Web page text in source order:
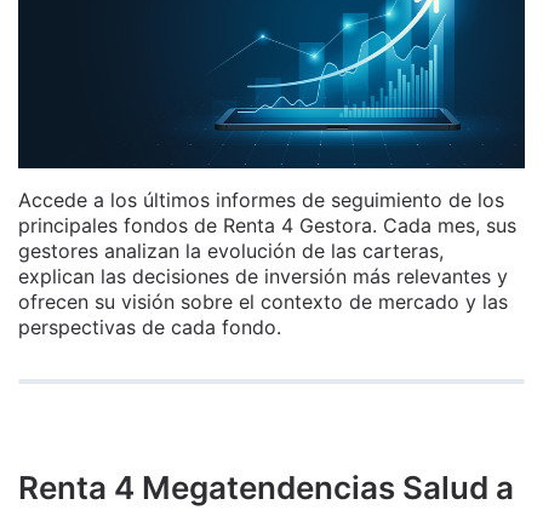
Accede a los últimos informes de seguimiento de los
principales fondos de Renta 4 Gestora. Cada mes, sus
gestores analizan la evolución de las carteras,
explican las decisiones de inversión más relevantes y
ofrecen su visión sobre el contexto de mercado y las
perspectivas de cada fondo.
Renta 4 Megatendencias Salud a